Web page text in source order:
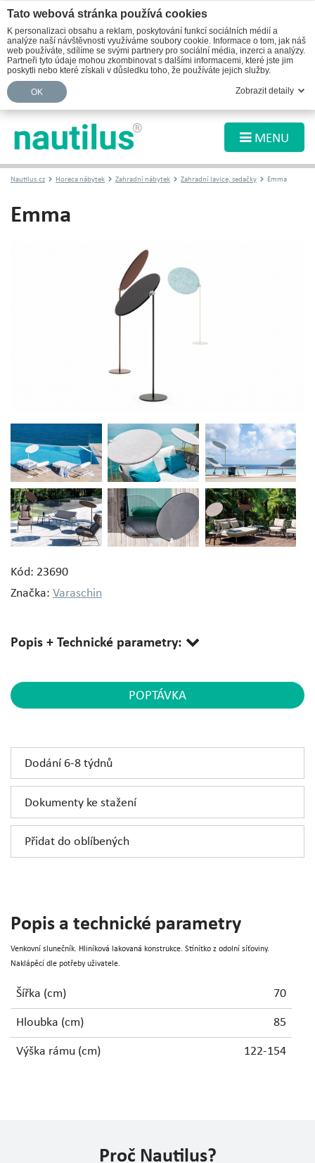
MENU
Nautilus.cz Horeca nábytek Zahradní nábytek Zahradní lavice, sedačky Emma
Emma
Kód: 23690
Značka: Varaschin
Popis + Technické parametry:
POPTÁVKA
Přidat do oblíbených
Dokumenty ke stažení
Dodání 6-8 týdnů
Popis a technické parametry
Venkovní slunečník. Hliníková lakovaná konstrukce. Stínítko z odolní síťoviny.
Naklápěcí dle potřeby uživatele.
Šířka (cm) 70
Hloubka (cm) 85
Výška rámu (cm) 122-154
Proč Nautilus?
Tato webová stránka používá cookies
K personalizaci obsahu a reklam, poskytování funkcí sociálních médií a
analýze naší návštěvnosti využíváme soubory cookie. Informace o tom, jak náš
web používáte, sdílíme se svými partnery pro sociální média, inzerci a analýzy.
Partneři tyto údaje mohou zkombinovat s dalšími informacemi, které jste jim
poskytli nebo které získali v důsledku toho, že používáte jejich služby.
OK Zobrazit detaily